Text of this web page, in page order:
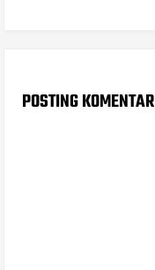
POSTING KOMENTAR